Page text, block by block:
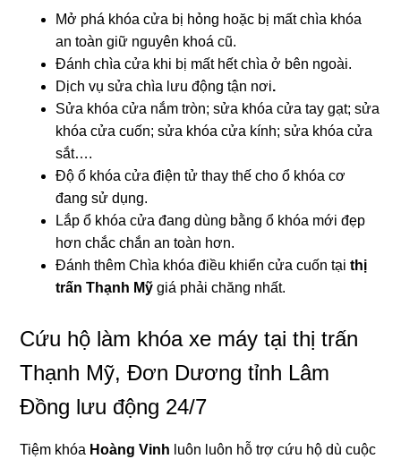
Mở phá khóa cửa bị hỏng hoặc bị mất chìa khóa
an toàn giữ nguyên khoá cũ.
Đánh chìa cửa khi bị mất hết chìa ở bên ngoài.
Dịch vụ sửa chìa lưu động tận nơi.
Sửa khóa cửa nắm tròn; sửa khóa cửa tay gạt; sửa
khóa cửa cuốn; sửa khóa cửa kính; sửa khóa cửa
sắt….
Độ ổ khóa cửa điện tử thay thế cho ổ khóa cơ
đang sử dụng.
Lắp ổ khóa cửa đang dùng bằng ổ khóa mới đẹp
hơn chắc chắn an toàn hơn.
Đánh thêm Chìa khóa điều khiển cửa cuốn tạithị
trấn Thạnh Mỹgiá phải chăng nhất.
Cứu hộ làm khóa xe máy tại thị trấn
Thạnh Mỹ, Đơn Dương tỉnh Lâm
Đồng lưu động 24/7
Tiệm khóa Hoàng Vinh luôn luôn hỗ trợ cứu hộ dù cuộc